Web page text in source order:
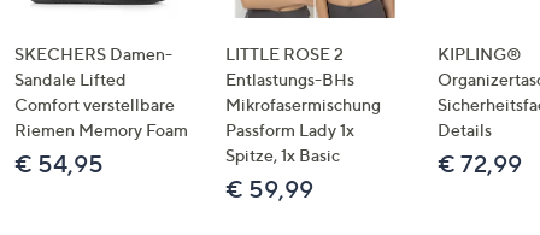
SKECHERS Damen-
Sandale Lifted
Comfort verstellbare
Riemen Memory Foam
€ 54,95
LITTLE ROSE 2
Entlastungs-BHs
Mikrofasermischung
Passform Lady 1x
Spitze, 1x Basic
€ 59,99
KIPLING®
Details
€ 72,99